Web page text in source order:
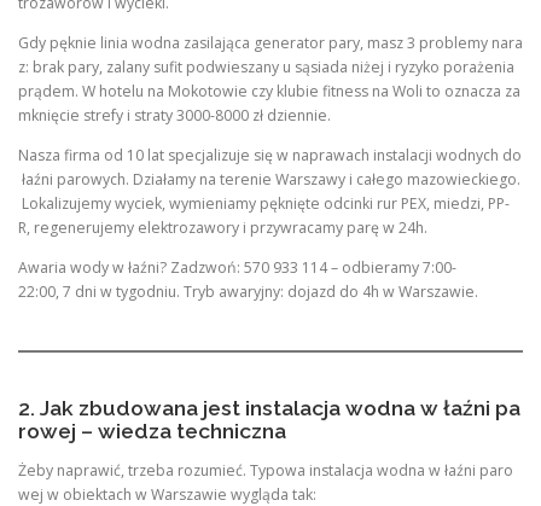
Gdy pęknie linia wodna zasilająca generator pary, masz 3 problemy nara
z: brak pary, zalany sufit podwieszany u sąsiada niżej i ryzyko porażenia
prądem. W hotelu na Mokotowie czy klubie fitness na Woli to oznacza za
mknięcie strefy i straty 3000-8000 zł dziennie.
Nasza firma od 10 lat specjalizuje się w naprawach instalacji wodnych do
łaźni parowych. Działamy na terenie Warszawy i całego mazowieckiego.
Lokalizujemy wyciek, wymieniamy pęknięte odcinki rur PEX, miedzi, PP-
R, regenerujemy elektrozawory i przywracamy parę w 24h.
Awaria wody w łaźni? Zadzwoń: 570 933 114 – odbieramy 7:00-
22:00, 7 dni w tygodniu. Tryb awaryjny: dojazd do 4h w Warszawie.
2. Jak zbudowana jest instalacja wodna w łaźni pa
rowej – wiedza techniczna
Żeby naprawić, trzeba rozumieć. Typowa instalacja wodna w łaźni paro
wej w obiektach w Warszawie wygląda tak: